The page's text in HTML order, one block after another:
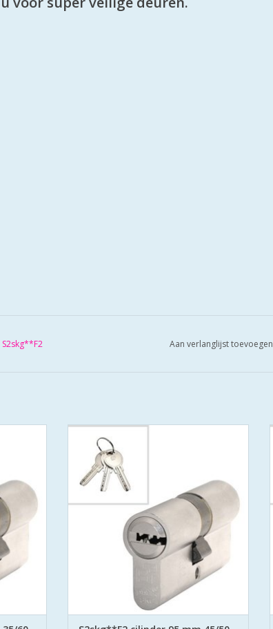
S2skg**F2 Aan verlanglijst toevoegen
gecertificeerd volgens Politie Keurmerk
De cilinders zijn uitgevoerd met
boorbeveiliging aan beide zijden.
TOEVOEGEN AAN WINKELWAGEN